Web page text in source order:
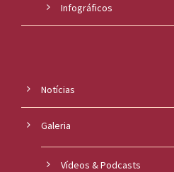
Infográficos
Notícias
Galeria
Vídeos & Podcasts